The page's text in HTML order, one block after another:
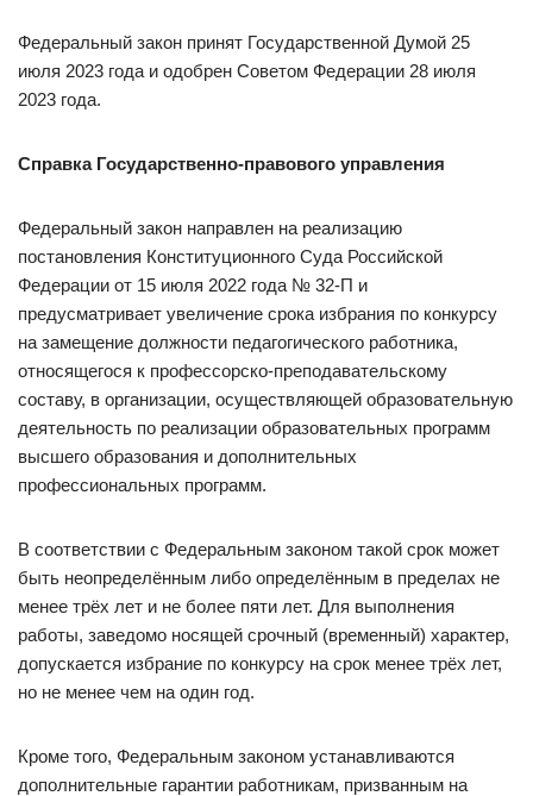
Федеральный закон принят Государственной Думой 25
июля 2023 года и одобрен Советом Федерации 28 июля
2023 года.
Справка Государственно-правового управления
Федеральный закон направлен на реализацию
постановления Конституционного Суда Российской
Федерации от 15 июля 2022 года № 32-П и
предусматривает увеличение срока избрания по конкурсу
на замещение должности педагогического работника,
относящегося к профессорско-преподавательскому
составу, в организации, осуществляющей образовательную
деятельность по реализации образовательных программ
высшего образования и дополнительных
профессиональных программ.
В соответствии с Федеральным законом такой срок может
быть неопределённым либо определённым в пределах не
менее трёх лет и не более пяти лет. Для выполнения
работы, заведомо носящей срочный (временный) характер,
допускается избрание по конкурсу на срок менее трёх лет,
но не менее чем на один год.
Кроме того, Федеральным законом устанавливаются
дополнительные гарантии работникам, призванным на